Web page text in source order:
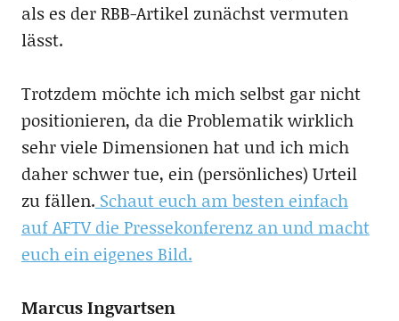
als es der RBB-Artikel zunächst vermuten
lässt.
Trotzdem möchte ich mich selbst gar nicht
positionieren, da die Problematik wirklich
sehr viele Dimensionen hat und ich mich
daher schwer tue, ein (persönliches) Urteil
zu fällen. Schaut euch am besten einfach
auf AFTV die Pressekonferenz an und macht
euch ein eigenes Bild.
Marcus Ingvartsen